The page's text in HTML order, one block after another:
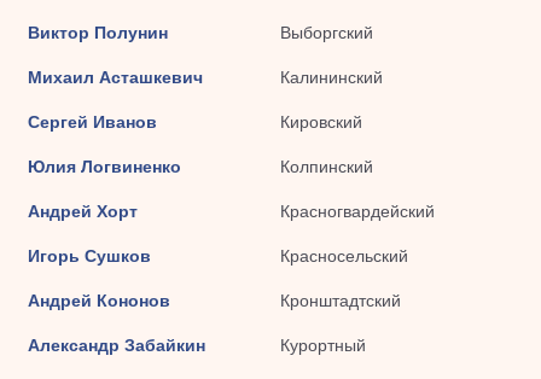
Виктор Полунин Выборгский
Михаил Асташкевич Калининский
Сергей Иванов Кировский
Юлия Логвиненко Колпинский
Андрей Хорт Красногвардейский
Игорь Сушков Красносельский
Андрей Кононов Кронштадтский
Александр Забайкин Курортный